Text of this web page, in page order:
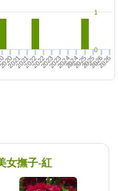
202120212022202220232023202420242025202520262026
0
1
https://twfood.cc
女撫子-紅